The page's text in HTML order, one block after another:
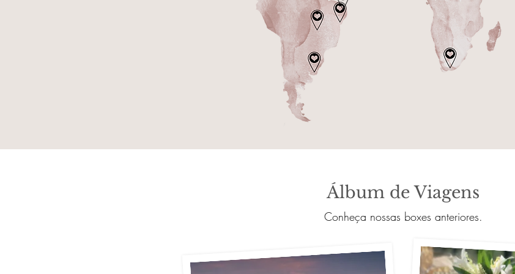
Álbum de Viagens
Conheça nossas boxes anteriores.